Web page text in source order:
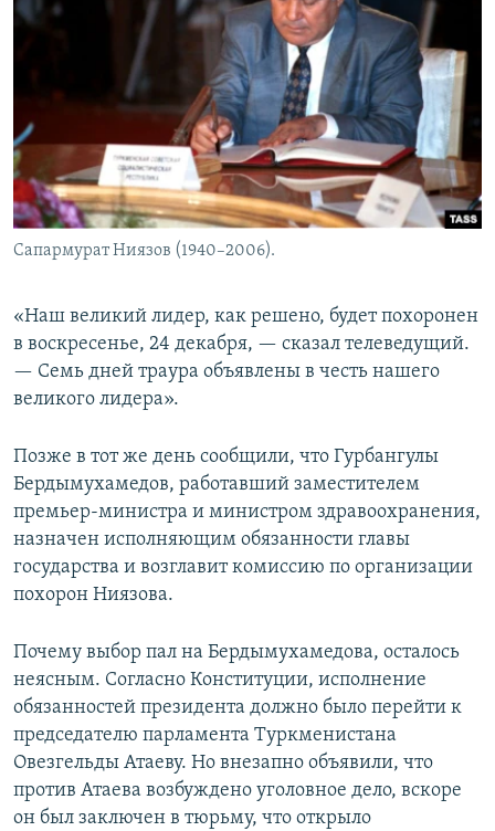
Сапармурат Ниязов (1940–2006).
«Наш великий лидер, как решено, будет похоронен
в воскресенье, 24 декабря, — сказал телеведущий.
— Семь дней траура объявлены в честь нашего
великого лидера».
Позже в тот же день сообщили, что Гурбангулы
Бердымухамедов, работавший заместителем
премьер-министра и министром здравоохранения,
назначен исполняющим обязанности главы
государства и возглавит комиссию по организации
похорон Ниязова.
Почему выбор пал на Бердымухамедова, осталось
неясным. Согласно Конституции, исполнение
обязанностей президента должно было перейти к
председателю парламента Туркменистана
Овезгельды Атаеву. Но внезапно объявили, что
против Атаева возбуждено уголовное дело, вскоре
он был заключен в тюрьму, что открыло